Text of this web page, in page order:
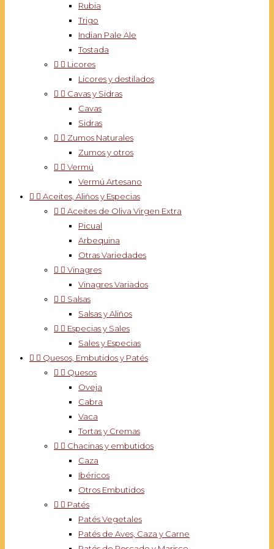
Rubia
Trigo
Indian Pale Ale
Tostada
  Licores
Licores y destilados
  Cavas y Sidras
Cavas
Sidras
  Zumos Naturales
Zumos y otros
  Vermú
Vermú Artesano
  Aceites, Aliños y Especias
  Aceites de Oliva Virgen Extra
Picual
Arbequina
Otras Variedades
  Vinagres
Vinagres Variados
  Salsas
Salsas y Aliños
  Especias y Sales
Sales y Especias
  Quesos, Embutidos y Patés
  Quesos
Oveja
Cabra
Vaca
Tortas y Cremas
  Chacinas y embutidos
Caza
Ibéricos
Otros Embutidos
  Patés
Patés Vegetales
Patés de Aves, Caza y Carne